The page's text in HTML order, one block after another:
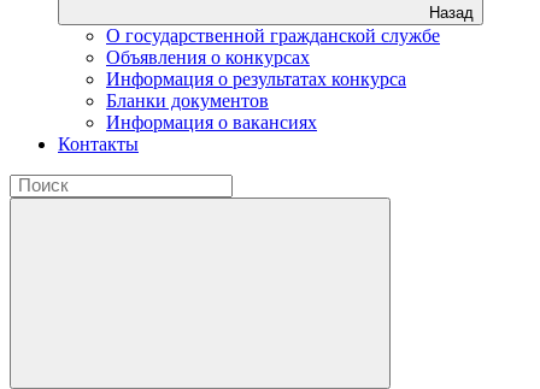
Назад
О государственной гражданской службе
Объявления о конкурсах
Информация о результатах конкурса
Бланки документов
Информация о вакансиях
Контакты